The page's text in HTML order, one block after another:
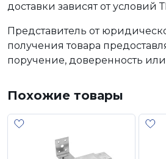
доставки зависят от условий
Представитель от
получения товара
поручение, доверенность или
Похожие товары